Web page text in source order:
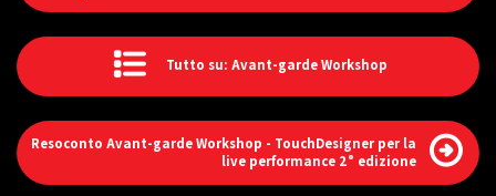
Tutto su: Avant-garde Workshop
Resoconto Avant-garde Workshop - TouchDesigner per la
live performance 2° edizione